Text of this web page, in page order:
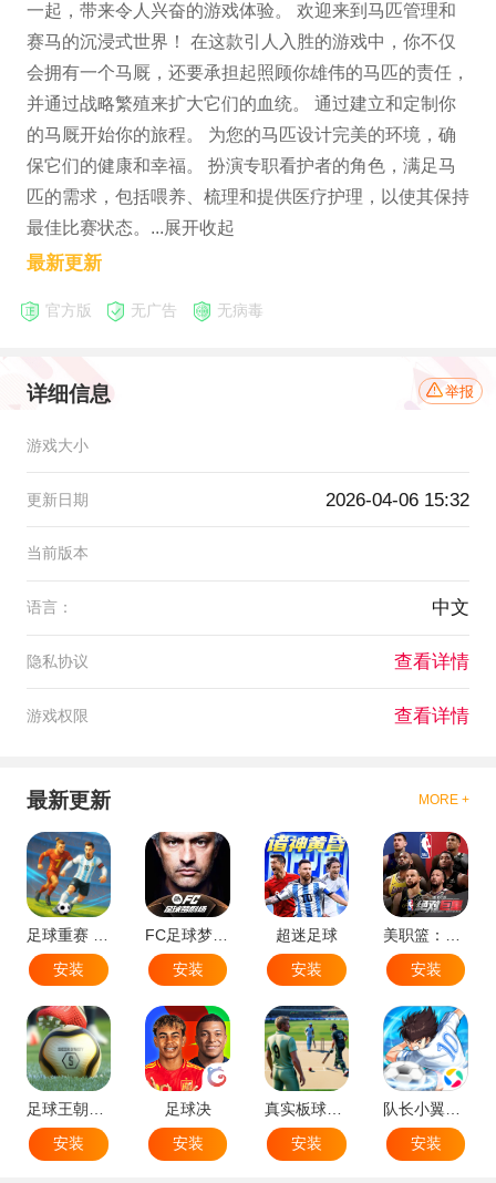
一起，带来令人兴奋的游戏体验。 欢迎来到马匹管理和
赛马的沉浸式世界！ 在这款引人入胜的游戏中，你不仅
会拥有一个马厩，还要承担起照顾你雄伟的马匹的责任，
并通过战略繁殖来扩大它们的血统。 通过建立和定制你
的马厩开始你的旅程。 为您的马匹设计完美的环境，确
保它们的健康和幸福。 扮演专职看护者的角色，满足马
匹的需求，包括喂养、梳理和提供医疗护理，以使其保持
最佳比赛状态。...展开收起
最新更新
官方版 无广告 无病毒
详细信息 举报
游戏大小
更新日期 2026-04-06 15:32
当前版本
语言： 中文
隐私协议 查看详情
游戏权限 查看详情
最新更新 MORE +
安装
安装
超迷足球
安装
安装
安装
足球决
安装
真实板球：棒球游戏
安装
安装